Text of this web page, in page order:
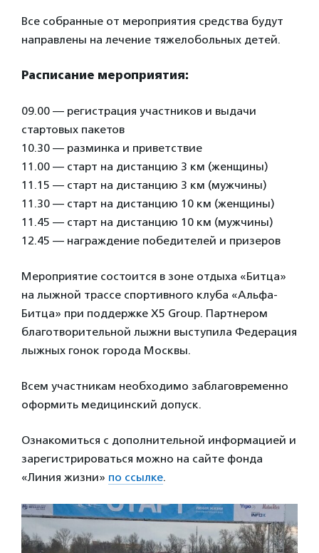
Все собранные от мероприятия средства будут
направлены на лечение тяжелобольных детей.
Расписание мероприятия:
09.00 — регистрация участников и выдачи
стартовых пакетов
10.30 — разминка и приветствие
11.00 — старт на дистанцию 3 км (женщины)
11.15 — старт на дистанцию 3 км (мужчины)
11.30 — старт на дистанцию 10 км (женщины)
11.45 — старт на дистанцию 10 км (мужчины)
12.45 — награждение победителей и призеров
Мероприятие состоится в зоне отдыха «Битца»
на лыжной трассе спортивного клуба «Альфа-
Битца» при поддержке Х5 Group. Партнером
благотворительной лыжни выступила Федерация
лыжных гонок города Москвы.
Всем участникам необходимо заблаговременно
оформить медицинский допуск.
Ознакомиться с дополнительной информацией и
зарегистрироваться можно на сайте фонда
«Линия жизни» по ссылке.